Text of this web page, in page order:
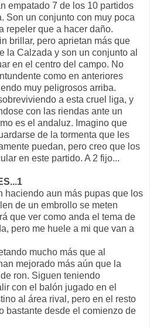
empatado 7 de los 10 partidos
Son un conjunto con muy poca
repeler que a hacer daño.
brillar, pero aprietan más que
la Calzada y son un conjunto al
en el centro del campo. No
como en anteriores
muy peligrosos arriba.
a esta cruel liga, y
con las riendas ante un
es el andaluz. Imagino que
de la tormenta que les
puedan, pero creo que los
en este partido. A 2 fijo...
haciendo aun más pupas que los
de un embrollo se meten
que ver como anda el tema de
pero me huele a mi que van a
mucho más que al
mejorado más aún que la
ron. Siguen teniendo
con el balón jugado en el
al área rival, pero en el resto
bastante desde el comienzo de